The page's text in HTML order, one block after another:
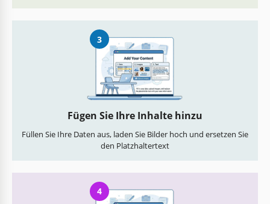
3
Fügen Sie Ihre Inhalte hinzu
Füllen Sie Ihre Daten aus, laden Sie Bilder hoch und ersetzen Sie
den Platzhaltertext
4